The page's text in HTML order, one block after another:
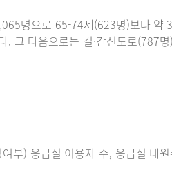
명으로 65-74세(623명)보다 약
그 다음으로는 길·간선도로(787명
부) 응급실 이용자 수, 응급실 내